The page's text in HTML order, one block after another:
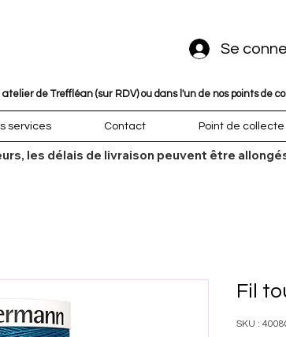
Se
de Treffléan (sur RDV) ou dans l'un de nos points de
services Contact Point de collecte
les délais de livraison peuvent être
Fil
SKU :